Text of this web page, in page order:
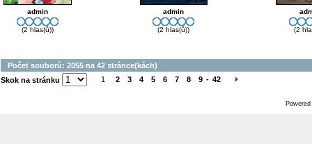
admin
(2 hlas(ů))
admin
(2 hlas(ů)) (2
Počet souborů: 2055 na 42 stránce(kách)
Skok na stránku
1 2 3 4 5 6 7 8 9 - 42